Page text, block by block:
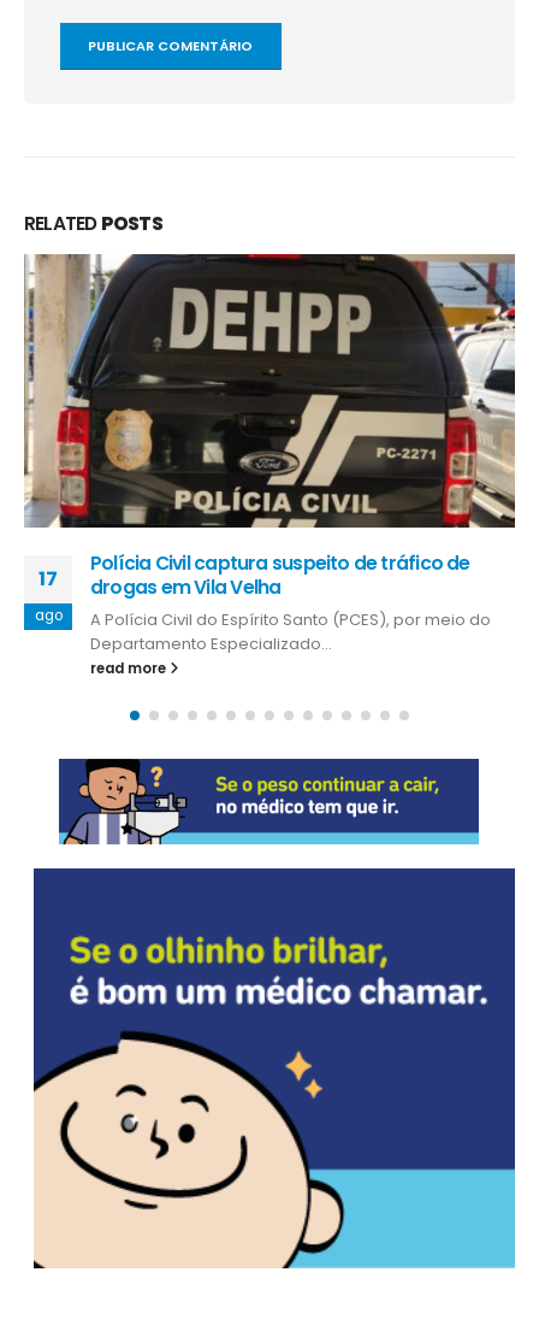
RELATEDPOSTS
29
nov
Ação conjunta entre a Sefaz e a Polícia
apreende mais de R$ 1 milhão em
equipamentos eletrônicos
A Secretaria da Fazenda (Sefaz), por meio da
Receita Estadual, e a...